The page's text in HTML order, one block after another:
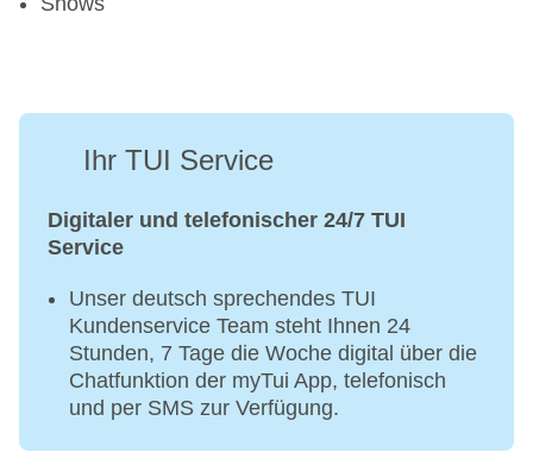
Ihr TUI Service
Digitaler und telefonischer 24/7 TUI
Service
Unser deutsch sprechendes TUI
Kundenservice Team steht Ihnen 24
Stunden, 7 Tage die Woche digital über die
Chatfunktion der myTui App, telefonisch
und per SMS zur Verfügung.